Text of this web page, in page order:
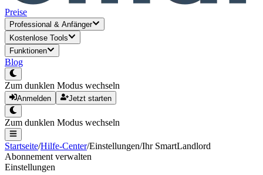
Preise
Professional & Anfänger
Kostenlose Tools
Funktionen
Blog
Zum dunklen Modus wechseln
Anmelden Jetzt starten
Zum dunklen Modus wechseln
Startseite/Hilfe-Center/Einstellungen/Ihr SmartLandlord
Abonnement verwalten
Einstellungen